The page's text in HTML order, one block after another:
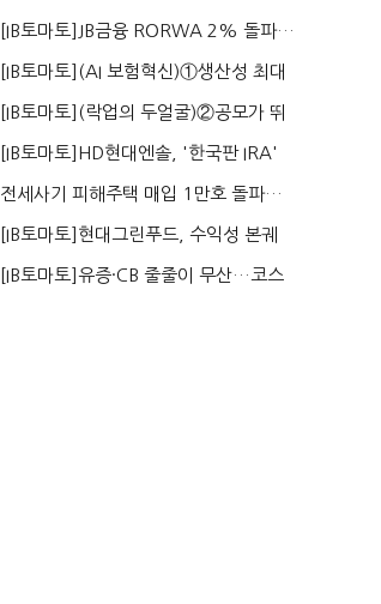
[IB토마토]JB금융 RORWA 2% 돌파…
실적 견인은 은행 ...
[IB토마토](AI 보험혁신)①생산성 최대
80% 개선…현실...
[IB토마토](락업의 두얼굴)②공모가 뛰
자 첫날 매도…FI ...
[IB토마토]HD현대엔솔, '한국판 IRA'
수혜 부상…세액공...
전세사기 피해주택 매입 1만호 돌파…
누적 피해자 4만2...
[IB토마토]현대그린푸드, 수익성 본궤
도…실적 개선에 ...
[IB토마토]유증·CB 줄줄이 무산…코스